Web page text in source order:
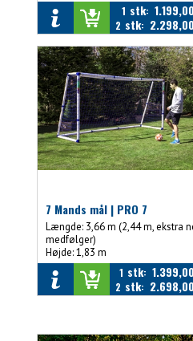
1 stk:
2 stk:
7 Mands mål | PRO 7
Længde: 3,66 m (2,44 m, ekstra
medfølger)
Højde: 1,83 m
Dybde: 1,00 m
1 stk:
2 stk: